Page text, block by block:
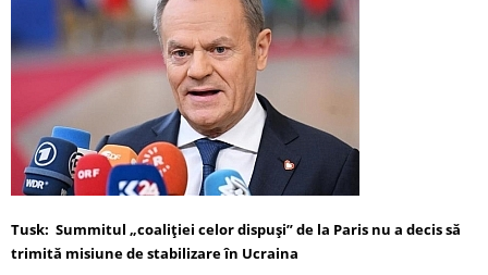
Tusk: Summitul „coaliției celor dispuși” de la Paris nu a decis să
trimită misiune de stabilizare în Ucraina